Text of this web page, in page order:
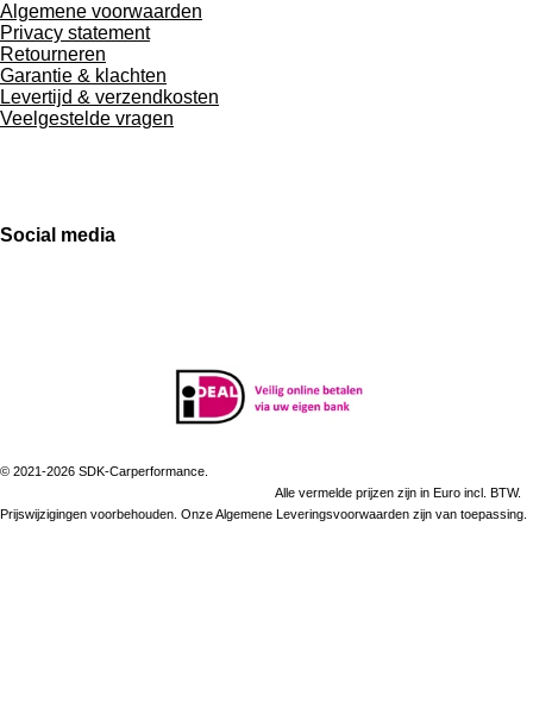
Algemene voorwaarden
Privacy statement
Retourneren
Garantie & klachten
Levertijd & verzendkosten
Veelgestelde vragen
Social media
o
r
m
I
a
s
p
© 2021-2026 SDK-Carperformance.
Alle vermelde prijzen zijn in Euro incl. BTW.
Prijswijzigingen voorbehouden. Onze Algemene Leveringsvoorwaarden zijn van toepassing.